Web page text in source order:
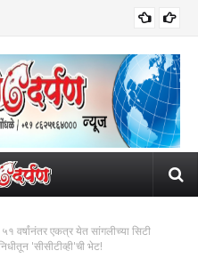
प्रकार उघडकीस!
५१ वर्षांनंतर एकत्र येत सांगलीच्या सिटी
'सीसीटीव्ही'ची भेट!